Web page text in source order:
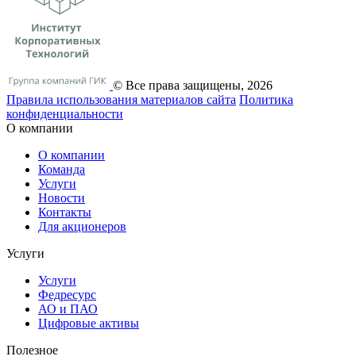
© Все права защищены, 2026
Правила использования материалов сайта Политика
конфиденциальности
О компании
О компании
Команда
Услуги
Новости
Контакты
Для акционеров
Услуги
Услуги
Федресурс
АО и ПАО
Цифровые активы
Полезное